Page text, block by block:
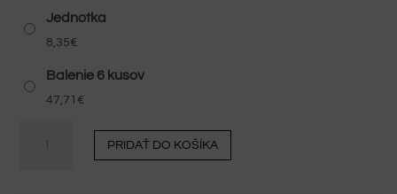
Jednotka
8,35€
Balenie 6 kusov
47,71 €
PRIDAŤ DO KOŠÍKA